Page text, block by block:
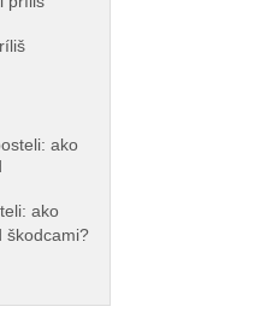
ako
škodcami?